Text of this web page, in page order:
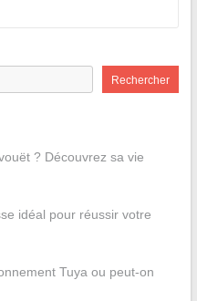
Rechercher
? Découvrez sa vie
idéal pour réussir votre
Tuya ou peut-on